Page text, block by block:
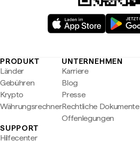
PRODUKT
Länder
Gebühren
Krypto
Währungsrechner
UNTERNEHMEN
Karriere
Blog
Presse
Rechtliche Dokumente
Offenlegungen
SUPPORT
Hilfecenter